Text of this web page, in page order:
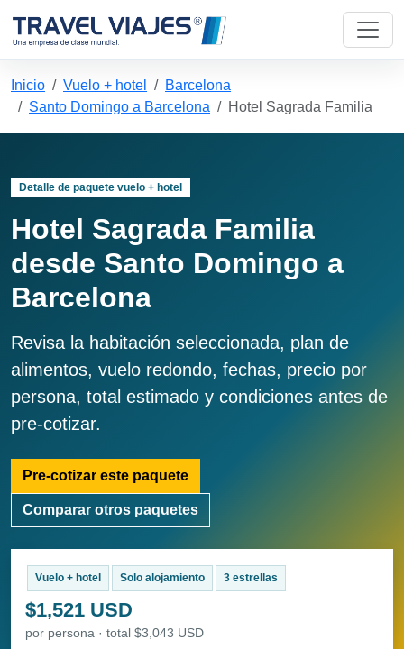
Inicio Vuelo + hotel
Barcelona
Santo Domingo a Barcelona
Hotel Sagrada Familia
Detalle de paquete vuelo + hotel
Hotel Sagrada Familia
desde Santo Domingo a
Barcelona
Revisa la habitación seleccionada, plan de
alimentos, vuelo redondo, fechas, precio por
persona, total estimado y condiciones antes de
pre-cotizar.
Pre-cotizar este paquete
Comparar otros paquetes
Vuelo + hotel Solo alojamiento 3 estrellas
$1,521 USD
por persona · total $3,043 USD